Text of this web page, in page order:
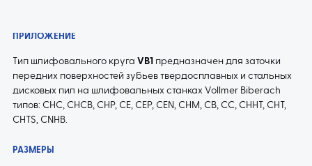
КАРЬЕРА
ПРИЛОЖЕНИЕ
Тип шлифовального круга VB1 предназначен для заточки
передних поверхностей зубьев твердосплавных и стальных
дисковых пил на шлифовальных станках Vollmer Biberach
типов: CHC, CHCB, CHP, CE, CEP, CEN, CHM, CB, CC, CHHT, CHT,
CHTS, CNHB.
РАЗМЕРЫ